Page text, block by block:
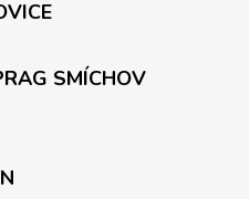
SMÍCHOV